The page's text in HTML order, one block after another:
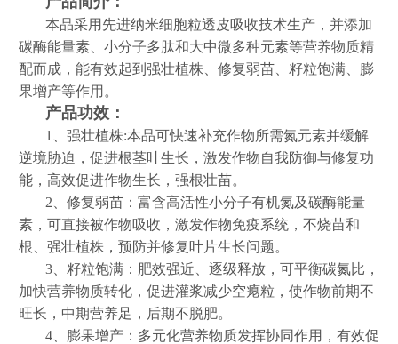
本品采用先进纳米细胞粒透皮吸收技术生产，并添加
碳酶能量素、小分子多肽和大中微多种元素等营养物质精
配而成，能有效起到强壮植株、修复弱苗、籽粒饱满、膨
果增产等作用。
产品功效：
1、强壮植株:本品可快速补充作物所需氮元素并缓解
逆境胁迫，促进根茎叶生长，激发作物自我防御与修复功
能，高效促进作物生长，强根壮苗。
2、修复弱苗：富含高活性小分子有机氮及碳酶能量
素，可直接被作物吸收，激发作物免疫系统，不烧苗和
根、强壮植株，预防并修复叶片生长问题。
3、籽粒饱满：肥效强近、逐级释放，可平衡碳氮比，
加快营养物质转化，促进灌浆减少空瘪粒，使作物前期不
旺长，中期营养足，后期不脱肥。
4、膨果增产：多元化营养物质发挥协同作用，有效促